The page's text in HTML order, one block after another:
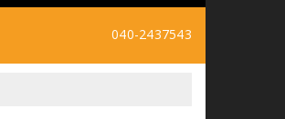
040-2437543